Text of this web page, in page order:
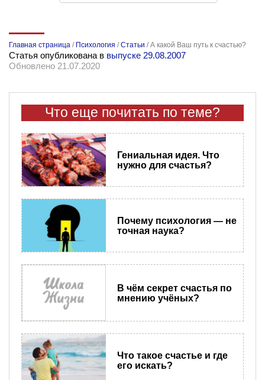
Главная страница / Психология /Статьи /А какой Ваш путь к счастью?
Статья опубликована в выпуске 29.08.2007
Обновлено 21.07.2020
Что еще почитать по теме?
Гениальная идея. Что
нужно для счастья?
Почему психология — не
точная наука?
В чём секрет счастья по
мнению учёных?
Что такое счастье и где
его искать?